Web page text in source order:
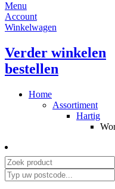
Menu
Account
Winkelwagen
Verder winkelen
bestellen
Home
Assortiment
Hartig